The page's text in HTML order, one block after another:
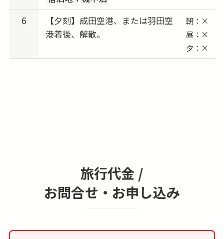
テナム
2027/05/13 (木) 出発 → 2027/05/15 (土) vs ノッ
ティンガム・フォレスト
2027/05/27 (木) 出発 → 2027/05/30 (日) vs ブラ
（Emirates Stadium）」予定
6
【夕刻】成田空港、または羽田空
港着後、解散。
朝：×
昼：×
夕：×
旅行代金 /
お問合せ・お申し込み